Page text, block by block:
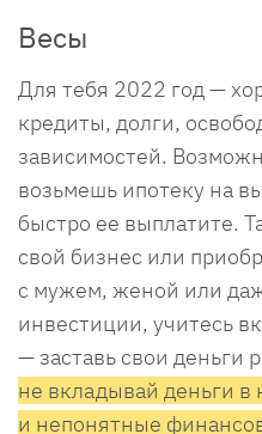
Весы
Для тебя 2022 год —
кредиты, долги,
зависимостей.
возьмешь ипотеку на
быстро ее выплатите.
свой бизнес или
с мужем, женой или
инвестиции, учитесь
— заставь свои деньги
не вкладывай деньги в
и непонятные